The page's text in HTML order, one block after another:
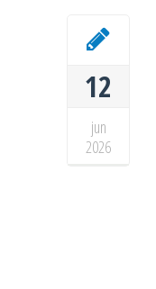
12
jun
2026